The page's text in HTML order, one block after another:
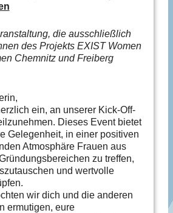
die ausschließlich
des Projekts EXIST Women
Chemnitz und Freiberg
ein, an unserer Kick-Off-
Dieses Event bietet
Gelegenheit, in einer positiven
Atmosphäre Frauen aus
zu treffen,
und wertvolle
wir dich und die anderen
ermutigen, eure